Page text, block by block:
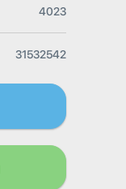
4023
31532542